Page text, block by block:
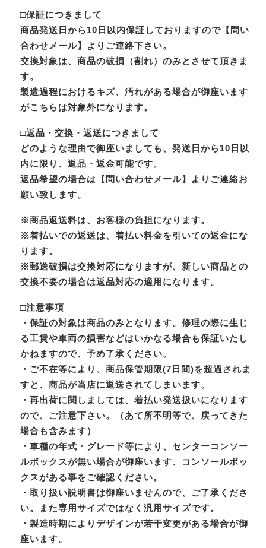
□保証につきまして
商品発送日から10日以内保証しておりますので【問い
合わせメール】よりご連絡下さい。
交換対象は、商品の破損（割れ）のみとさせて頂きま
す。
製造過程におけるキズ、汚れがある場合が御座います
がこちらは対象外になります。
□返品・交換・返送につきまして
どのような理由で御座いましても、発送日から10日以
内に限り、返品・返金可能です。
返品希望の場合は【問い合わせメール】よりご連絡お
願い致します。
※商品返送料は、お客様の負担になります。
※着払いでの返送は、着払い料金を引いての返金にな
ります。
※郵送破損は交換対応になりますが、新しい商品との
交換不要の場合は返品対応の適用になります。
□注意事項
・保証の対象は商品のみとなります。修理の際に生じ
る工賃や車両の損害などはいかなる場合も保証いたし
かねますので、予め了承ください。
・ご不在等により、商品保管期限(7日間)を超過されま
すと、商品が当店に返送されてしまいます。
・再出荷に関しましては、着払い発送扱いになります
ので、ご注意下さい。（あて所不明等で、戻ってきた
場合も含みます）
・車種の年式・グレード等により、センターコンソー
ルボックスが無い場合が御座います、コンソールボッ
クスがある事をご確認ください。
・取り扱い説明書は御座いませんので、ご了承くださ
い。また専用サイズではなく汎用サイズです。
・製造時期によりデザインが若干変更がある場合が御
座います。